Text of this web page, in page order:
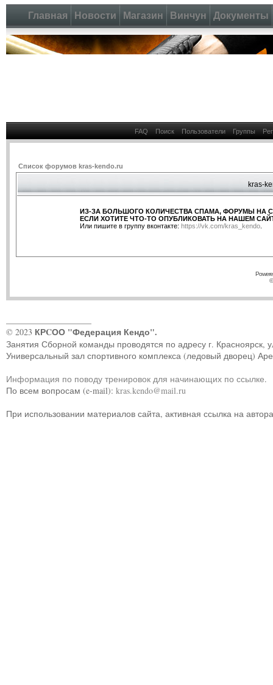
Главная Новости Магазин Винчун Документы
FAQ Поиск Пользователи Группы
Список форумов kras-kendo.ru
kras-
ИЗ-ЗА БОЛЬШОГО КОЛИЧЕСТВА СПАМА, ФОРУМЫ НА
ЕСЛИ ХОТИТЕ ЧТО-ТО ОПУБЛИКОВАТЬ НА НАШЕМ
Или пишите в группу вконтакте: https://vk.com/kras_kendo
© 2023 КРCОО "Федерация Кендо".
Занятия Сборной команды проводятся по адресу г. Красноярск,
Универсальный зал спортивного комплекса (ледовый дворец)
Информация по поводу тренировок для начинающих по ссылке.
По всем вопросам (e-mail): kras.kendo@mail.ru
При использовании материалов сайта, активная ссылка на